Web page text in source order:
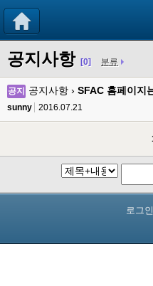
공지사항 [0] 분류
공지 공지사항 › SFAC 홈페이지
sunny 2016.07.21
로그